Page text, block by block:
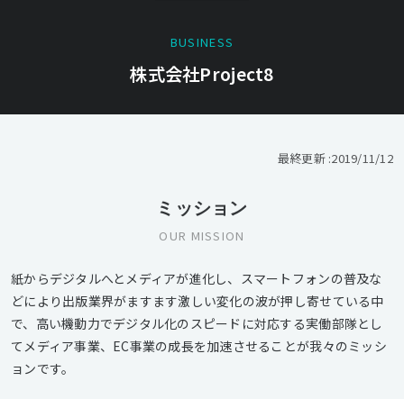
BUSINESS
株式会社Project8
最終更新 :2019/11/12
ミッション
OUR MISSION
紙からデジタルへとメディアが進化し、スマートフォンの普及な
どにより出版業界がますます激しい変化の波が押し寄せている中
で、高い機動力でデジタル化のスピードに対応する実働部隊とし
てメディア事業、EC事業の成長を加速させることが我々のミッシ
ョンです。